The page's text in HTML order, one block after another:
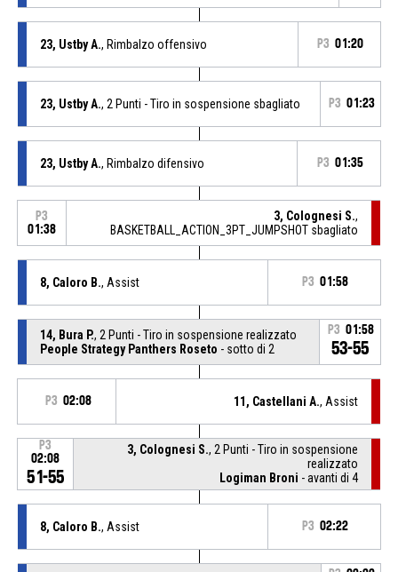
23, Ustby A., Rimbalzo offensivo P3 01:20
23, Ustby A., 2 Punti - Tiro in sospensione sbagliato P3 01:23
23, Ustby A., Rimbalzo difensivo P3 01:35
P3
01:38
3, Colognesi S.,
BASKETBALL_ACTION_3PT_JUMPSHOT sbagliato
8, Caloro B., Assist P3 01:58
14, Bura P., 2 Punti - Tiro in sospensione realizzato
People Strategy Panthers Roseto - sotto di 2
P3 01:58
53-55
P3 02:08 11, Castellani A., Assist
P3
02:08
51-55
3, Colognesi S., 2 Punti - Tiro in sospensione
realizzato
Logiman Broni - avanti di 4
8, Caloro B., Assist P3 02:22